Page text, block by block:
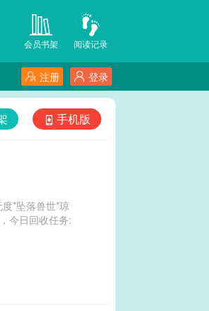
阅读记录
会员书架
登录
注册
手机版
*坠落兽世*琼
今日回收任务: